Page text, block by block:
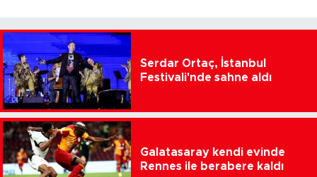
Serdar Ortaç, İstanbul
Festivali'nde sahne aldı
Galatasaray kendi evinde
Rennes ile berabere kaldı